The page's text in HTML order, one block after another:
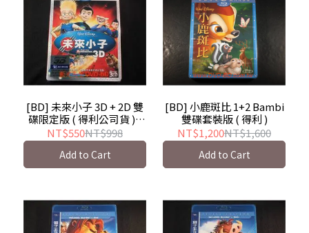
[BD] 未來小子 3D + 2D 雙
碟限定版 ( 得利公司貨 ) -
國語發音 Meet The
Robinsons
NT$550NT$998
Add to Cart
[BD] 小鹿斑比 1+2 Bambi
雙碟套裝版 ( 得利 )
NT$1,200NT$1,600
Add to Cart